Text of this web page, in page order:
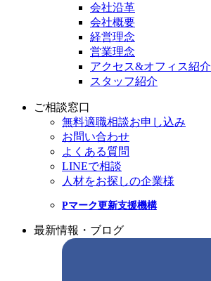
会社沿革
会社概要
経営理念
営業理念
アクセス&オフィス紹介
スタッフ紹介
ご相談窓口
無料適職相談お申し込み
お問い合わせ
よくある質問
LINEで相談
人材をお探しの企業様
Pマーク更新支援機構
最新情報・ブログ